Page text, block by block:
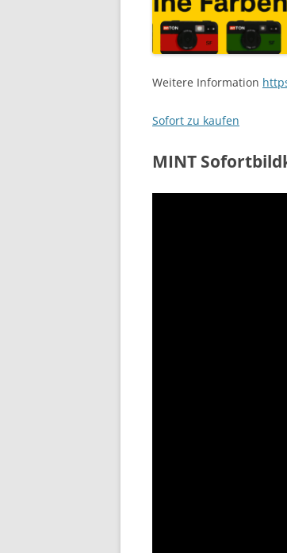
Weitere Information
Sofort zu kaufen
MINT